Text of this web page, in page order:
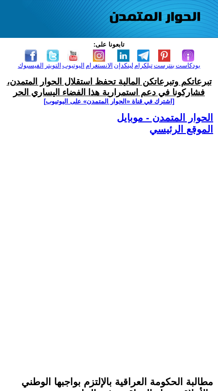
تابعونا على:
الفيسبوك التويتر اليوتيوب الانستغرام لينكدإن تيلكرامبنترست بودكاست
تبرعاتكم وتبرعاتكن المالية تحفظ استقلال الحوار المتمدن،
فشاركونا في دعم استمرارية هذا الفضاء اليساري الحر
[اشترك في قناة ‫«الحوار المتمدن» على اليوتيوب]
الحوار المتمدن - موبايل
الموقع الرئيسي
مطالبة الحكومة العراقية بالإلتزم بواجبها الوطني